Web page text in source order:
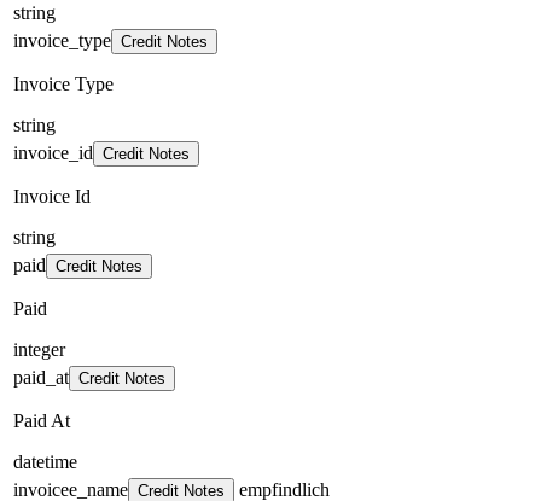
string
invoice_type Credit Notes
Invoice Type
string
invoice_id Credit Notes
Invoice Id
string
paid Credit Notes
Paid
integer
paid_at Credit Notes
Paid At
datetime
invoicee_name Credit Notes empfindlich